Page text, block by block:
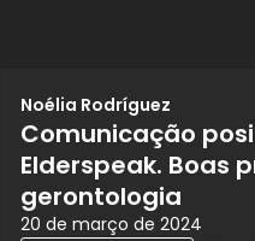
Noélia Rodríguez
Comunicação
Elderspeak. Boas
gerontologia
20 de março de 2024